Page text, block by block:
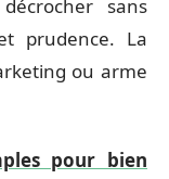
sans
prudence. La
ou arme
pour bien